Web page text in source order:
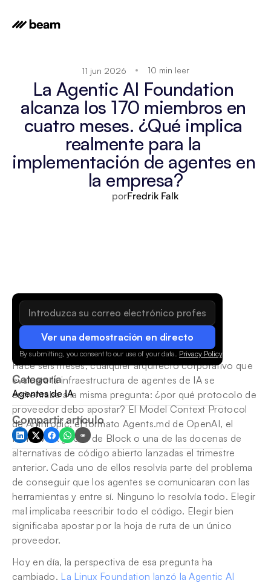
11 jun 2026 10 min leer
La Agentic AI Foundation
alcanza los 170 miembros en
cuatro meses. ¿Qué implica
realmente para la
implementación de agentes en
la empresa?
porFredrik Falk
Ver una demostración en directo
By submitting, you consent to our use of your data. Privacy Policy.
Categoría
Agentes de IA
Compartir artículo
Hace seis meses, cualquier arquitecto corporativo que
evaluara la infraestructura de agentes de IA se
enfrentaba a la misma pregunta: ¿por qué protocolo de
proveedor debo apostar? El Model Context Protocol
de Anthropic, el formato Agents.md de OpenAI, el
framework goose de Block o una de las docenas de
alternativas de código abierto lanzadas el trimestre
anterior. Cada uno de ellos resolvía parte del problema
de conseguir que los agentes se comunicaran con las
herramientas y entre sí. Ninguno lo resolvía todo. Elegir
mal implicaba reescribir todo el código. Elegir bien
significaba apostar por la hoja de ruta de un único
proveedor.
Hoy en día, la perspectiva de esa pregunta ha
cambiado. La Linux Foundation lanzó la Agentic AI